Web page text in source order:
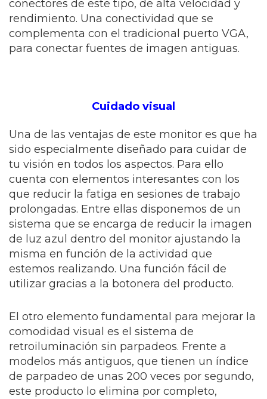
conectores de este tipo, de alta velocidad y
rendimiento. Una conectividad que se
complementa con el tradicional puerto VGA,
para conectar fuentes de imagen antiguas.
Cuidado visual
Una de las ventajas de este monitor es que ha
sido especialmente diseñado para cuidar de
tu visión en todos los aspectos. Para ello
cuenta con elementos interesantes con los
que reducir la fatiga en sesiones de trabajo
prolongadas. Entre ellas disponemos de un
sistema que se encarga de reducir la imagen
de luz azul dentro del monitor ajustando la
misma en función de la actividad que
estemos realizando. Una función fácil de
utilizar gracias a la botonera del producto.
El otro elemento fundamental para mejorar la
comodidad visual es el sistema de
retroiluminación sin parpadeos. Frente a
modelos más antiguos, que tienen un índice
de parpadeo de unas 200 veces por segundo,
este producto lo elimina por completo,